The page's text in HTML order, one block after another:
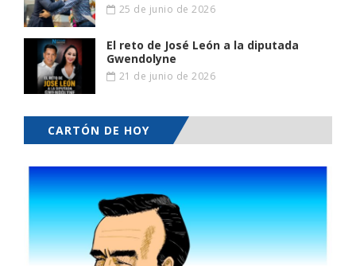
25 de junio de 2026
El reto de José León a la diputada
Gwendolyne
21 de junio de 2026
CARTÓN DE HOY